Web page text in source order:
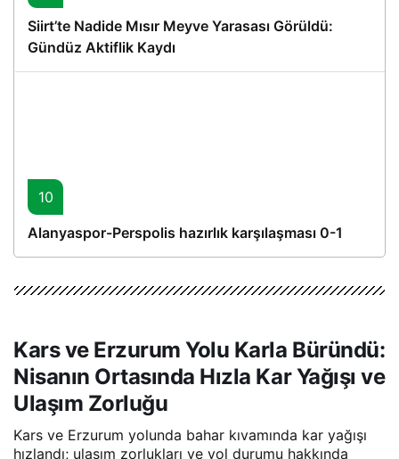
Siirt’te Nadide Mısır Meyve Yarasası Görüldü:
Gündüz Aktiflik Kaydı
10
Alanyaspor-Perspolis hazırlık karşılaşması 0-1
Kars ve Erzurum Yolu Karla Büründü:
Nisanın Ortasında Hızla Kar Yağışı ve
Ulaşım Zorluğu
Kars ve Erzurum yolunda bahar kıvamında kar yağışı
hızlandı; ulaşım zorlukları ve yol durumu hakkında